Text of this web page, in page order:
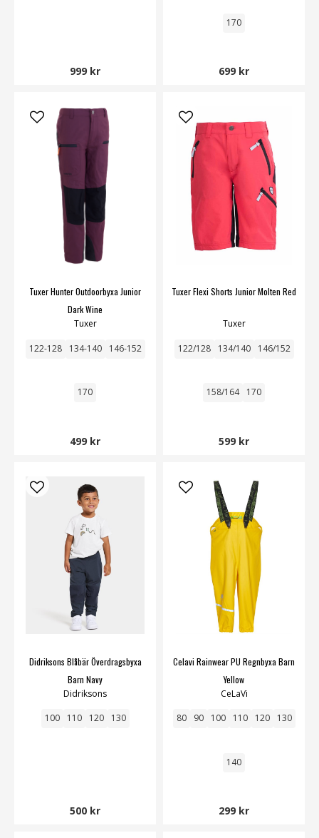
999 kr
170
699 kr
Tuxer Hunter Outdoorbyxa Junior
Dark Wine
Tuxer
122-128 134-140 146-152
170
499 kr
Tuxer Flexi Shorts Junior Molten Red
Tuxer
122/128 134/140 146/152
158/164 170
599 kr
Didriksons Blåbär Överdragsbyxa
Barn Navy
Didriksons
100 110 120 130
500 kr
Celavi Rainwear PU Regnbyxa Barn
Yellow
CeLaVi
80 90 100 110 120 130
140
299 kr